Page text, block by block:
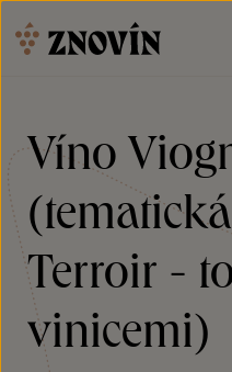
Víno
Terroir -
vinicemi)